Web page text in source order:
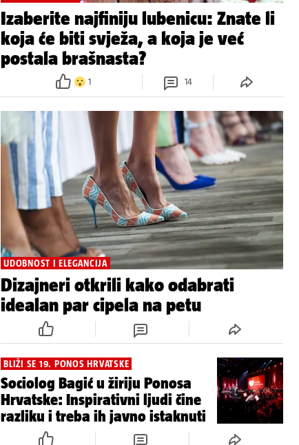
Izaberite najfiniju lubenicu: Znate li
koja će biti svježa, a koja je već
postala brašnasta?
1 14
UDOBNOST I ELEGANCIJA
Dizajneri otkrili kako odabrati
idealan par cipela na petu
BLIŽI SE 19. PONOS HRVATSKE
Sociolog Bagić u žiriju Ponosa
Hrvatske: Inspirativni ljudi čine
razliku i treba ih javno istaknuti